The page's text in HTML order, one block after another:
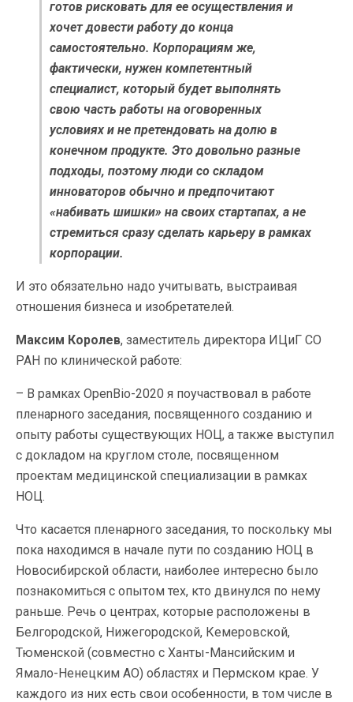
готов рисковать для ее осуществления и
хочет довести работу до конца
самостоятельно. Корпорациям же,
фактически, нужен компетентный
специалист, который будет выполнять
свою часть работы на оговоренных
условиях и не претендовать на долю в
конечном продукте. Это довольно разные
подходы, поэтому люди со складом
инноваторов обычно и предпочитают
«набивать шишки» на своих стартапах, а не
стремиться сразу сделать карьеру в рамках
корпорации.
И это обязательно надо учитывать, выстраивая
отношения бизнеса и изобретателей.
Максим Королев, заместитель директора ИЦиГ СО
РАН по клинической работе:
– В рамках OpenBio-2020 я поучаствовал в работе
пленарного заседания, посвященного созданию и
опыту работы существующих НОЦ, а также выступил
с докладом на круглом столе, посвященном
проектам медицинской специализации в рамках
НОЦ.
Что касается пленарного заседания, то поскольку мы
пока находимся в начале пути по созданию НОЦ в
Новосибирской области, наиболее интересно было
познакомиться с опытом тех, кто двинулся по нему
раньше. Речь о центрах, которые расположены в
Белгородской, Нижегородской, Кемеровской,
Тюменской (совместно с Ханты-Мансийским и
Ямало-Ненецким АО) областях и Пермском крае. У
каждого из них есть свои особенности, в том числе в